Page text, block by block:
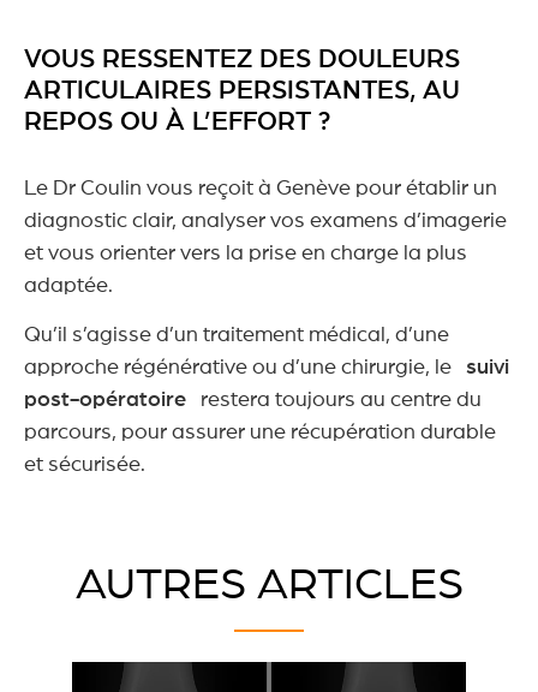
VOUS RESSENTEZ DES DOULEURS
ARTICULAIRES PERSISTANTES, AU
REPOS OU À L’EFFORT ?
Le Dr Coulin vous reçoit à Genève pour établir un
diagnostic clair, analyser vos examens d’imagerie
et vous orienter vers la prise en charge la plus
adaptée.
Qu’il s’agisse d’un traitement médical, d’une
approche régénérative ou d’une chirurgie, le suivi
post-opératoire restera toujours au centre du
parcours, pour assurer une récupération durable
et sécurisée.
AUTRES ARTICLES